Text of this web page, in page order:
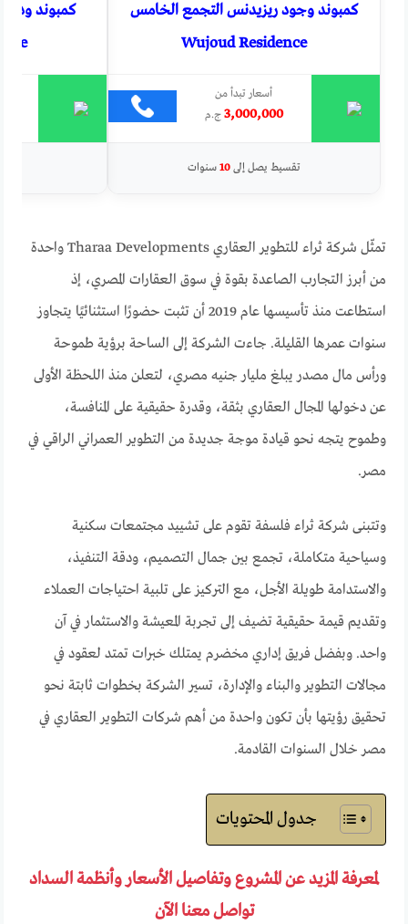
كمبوند وجود ريزيدنس التجمع الخامس
Wujoud Residence
أسعار تبدأ من
3,000,000ج.م
تقسيط يصل إلى10سنوات
كمبوند ود
تمثّل شركة ثراء للتطوير العقاري Tharaa Developments واحدة
من أبرز التجارب الصاعدة بقوة في سوق العقارات المصري، إذ
استطاعت منذ تأسيسها عام 2019 أن تثبت حضورًا استثنائيًا يتجاوز
سنوات عمرها القليلة. جاءت الشركة إلى الساحة برؤية طموحة
ورأس مال مصدر يبلغ مليار جنيه مصري، لتعلن منذ اللحظة الأولى
عن دخولها المجال العقاري بثقة، وقدرة حقيقية على المنافسة،
وطموح يتجه نحو قيادة موجة جديدة من التطوير العمراني الراقي في
مصر.
وتتبنى شركة ثراء فلسفة تقوم على تشييد مجتمعات سكنية
وسياحية متكاملة، تجمع بين جمال التصميم، ودقة التنفيذ،
والاستدامة طويلة الأجل، مع التركيز على تلبية احتياجات العملاء
وتقديم قيمة حقيقية تضيف إلى تجربة المعيشة والاستثمار في آن
واحد. وبفضل فريق إداري مخضرم يمتلك خبرات تمتد لعقود في
مجالات التطوير والبناء والإدارة، تسير الشركة بخطوات ثابتة نحو
تحقيق رؤيتها بأن تكون واحدة من أهم شركات التطوير العقاري في
مصر خلال السنوات القادمة.
جدول المحتويات
لمعرفة المزيد عن المشروع وتفاصيل الأسعار وأنظمة السداد
تواصل معنا الآن